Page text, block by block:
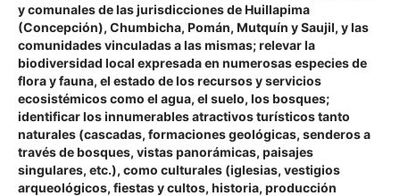
y comunales de las jurisdicciones de Huillapima
(Concepción), Chumbicha, Pomán, Mutquín y Saujil, y las
comunidades vinculadas a las mismas; relevar la
biodiversidad local expresada en numerosas especies de
flora y fauna, el estado de los recursos y servicios
ecosistémicos como el agua, el suelo, los bosques;
identificar los innumerables atractivos turísticos tanto
naturales (cascadas, formaciones geológicas, senderos a
través de bosques, vistas panorámicas, paisajes
singulares, etc.), como culturales (iglesias, vestigios
arqueológicos, fiestas y cultos, historia, producción